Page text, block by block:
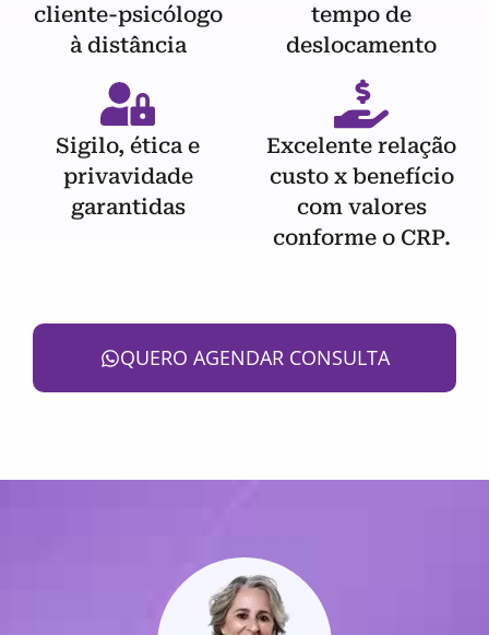
cliente-psicólogo
à distância
Sigilo, ética e
privavidade
garantidas
tempo de
deslocamento
Excelente relação
custo x benefício
com valores
conforme o CRP.
QUERO AGENDAR CONSULTA